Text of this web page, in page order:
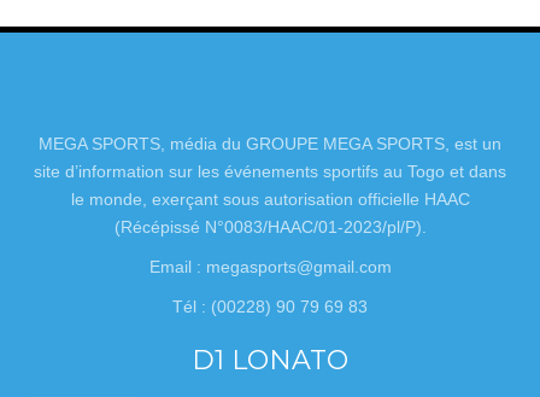
MEGA SPORTS, média du GROUPE MEGA SPORTS, est un
site d’information sur les événements sportifs au Togo et dans
le monde, exerçant sous autorisation officielle HAAC
(Récépissé N°0083/HAAC/01-2023/pl/P).
Email : megasports@gmail.com
Tél : (00228) 90 79 69 83
D1 LONATO